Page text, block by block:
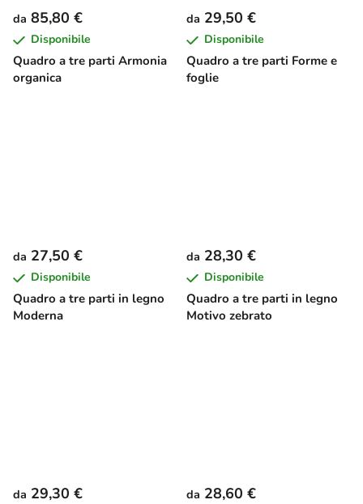
Quadro a tre parti Armonia
organica
da 85,80 €
Disponibile
Quadro a tre parti Forme e
foglie
da 29,50 €
Disponibile
Quadro a tre parti in legno
Moderna
da 27,50 €
Disponibile
Quadro a tre parti in legno
Motivo zebrato
da 28,30 €
Disponibile
da 29,30 € da 28,60 €